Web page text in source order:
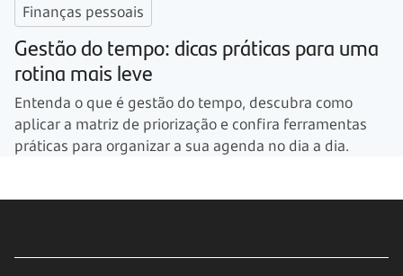
Finanças pessoais
Gestão do tempo: dicas práticas para uma
rotina mais leve
Entenda o que é gestão do tempo, descubra como
aplicar a matriz de priorização e confira ferramentas
práticas para organizar a sua agenda no dia a dia.